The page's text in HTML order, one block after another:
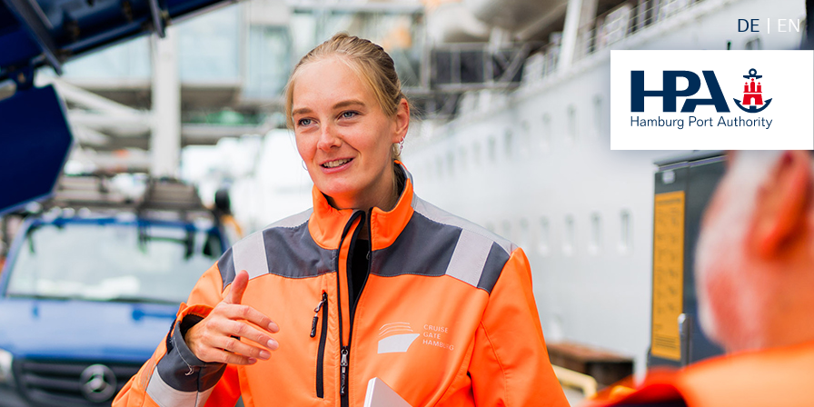
DE EN
Center der HPA
aller Verkehrsmeldungen im Hafen am